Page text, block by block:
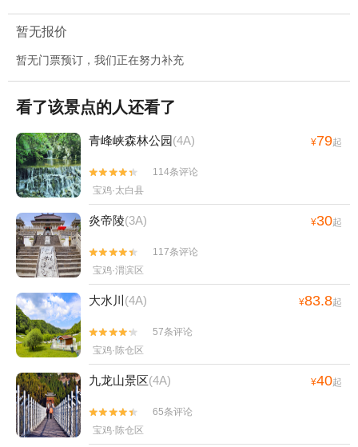
暂无报价
暂无门票预订，我们正在努力补充
看了该景点的人还看了
青峰峡森林公园(4A) ¥79起


114条评论
宝鸡·太白县
炎帝陵(3A) ¥30起


117条评论
宝鸡·渭滨区
大水川 (4A) ¥83.8起


57条评论
宝鸡·陈仓区
九龙山景区(4A) ¥40起


65条评论
宝鸡·陈仓区